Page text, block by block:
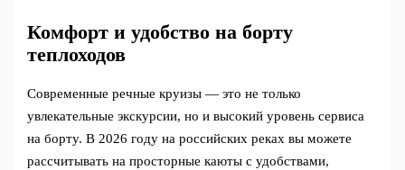
Комфорт и удобство на борту
теплоходов
Современные речные круизы — это не только
увлекательные экскурсии, но и высокий уровень сервиса
на борту. В 2026 году на российских реках вы можете
рассчитывать на просторные каюты с удобствами,